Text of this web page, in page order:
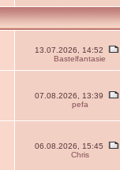
13.07.2026, 14:52
Bastelfantasie
07.08.2026, 13:39
pefa
06.08.2026, 15:45
Chris